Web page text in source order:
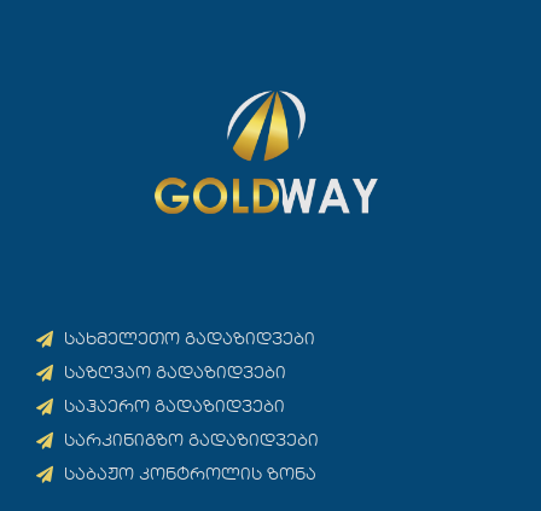
სახმელეთო გადაზიდვები
საზღვაო გადაზიდვები
საჰაერო გადაზიდვები
სარკინიგზო გადაზიდვები
საბაჟო კონტროლის ზონა